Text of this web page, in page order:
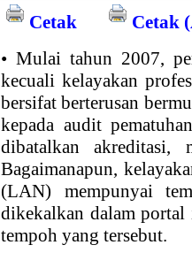
Cetak
Cetak
• Mulai tahun 2007,
kecuali kelayakan
bersifat berterusan
kepada audit
dibatalkan akreditasi,
Bagaimanapun,
(LAN) mempunyai
dikekalkan dalam portal
tempoh yang tersebut.